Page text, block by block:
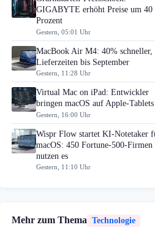
GIGABYTE erhöht Preise um 40
Prozent
Gestern, 05:01 Uhr
MacBook Air M4: 40% schneller,
Lieferzeiten bis September
Gestern, 11:28 Uhr
Virtual Mac on iPad: Entwickler
bringen macOS auf Apple-Tablets
Gestern, 16:00 Uhr
Wispr Flow startet KI-Notetaker
macOS: 450 Fortune-500-Firmen
nutzen es
Gestern, 11:10 Uhr
Mehr zum Thema Technologie